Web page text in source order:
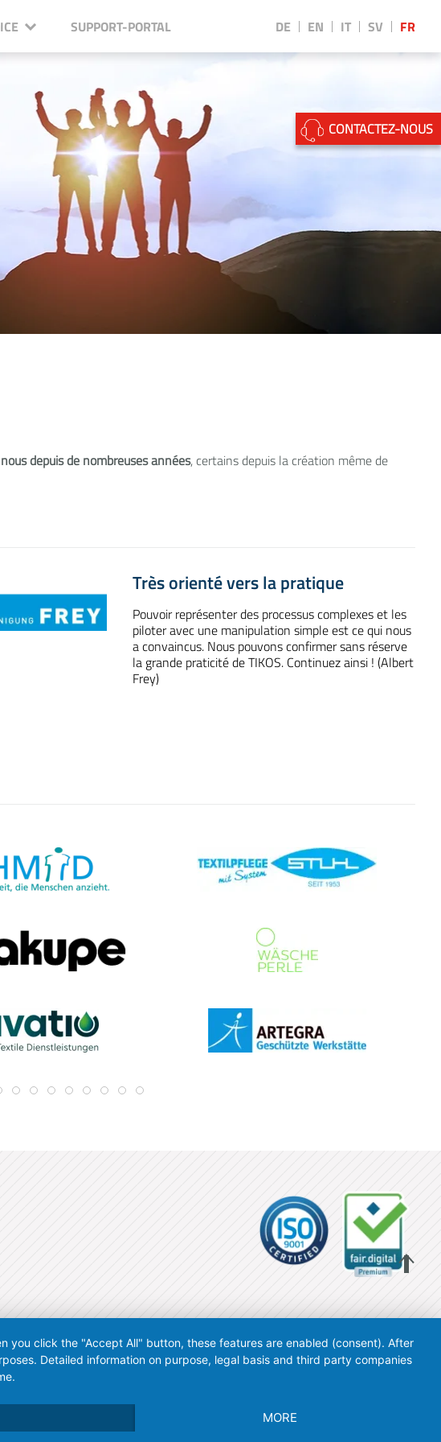
SUPPORT-PORTAL DE EN IT SV
FR
||
depuis de nombreuses années, certains depuis la création même de
Très orienté vers la pratique
Pouvoir représenter des processus complexes et les
piloter avec une manipulation simple est ce qui nous
a convaincus. Nous pouvons confirmer sans réserve
la grande praticité de TIKOS. Continuez ainsi ! (Albert
Frey)
CONTACTEZ-NOUS
you click the "Accept All" button, these features are enabled (consent). After
Detailed information on purpose, legal basis and third party companies
MORE